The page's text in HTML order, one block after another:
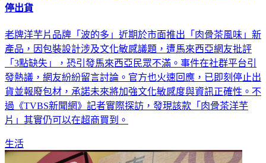
停出貨
老牌洋芋片品牌「波的多」近期於市面推出「肉骨茶風味」新
產品，因包裝設計涉及文化敏感議題，遭馬來西亞網友批評
「3點缺失」，恐引發馬來西亞民眾不滿。事件在社群平台引
發熱議，網友紛紛留言討論。官方也火速回應，已即刻停止出
貨並報廢包材，承諾未來將加強文化敏感度與資訊正確性。不
過《TVBS新聞網》記者實際探訪，發現該款「肉骨茶洋芋
片」其實仍可以在超商買到。
生活